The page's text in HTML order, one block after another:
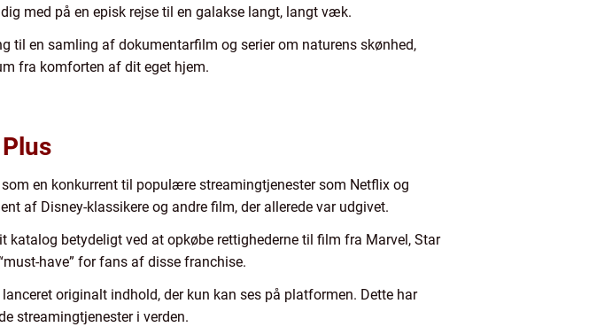
med på en episk rejse til en galakse langt, langt væk.
til en samling af dokumentarfilm og serier om naturens skønhed,
fra komforten af dit eget hjem.
en konkurrent til populære streamingtjenester som Netflix og
af Disney-klassikere og andre film, der allerede var udgivet.
betydeligt ved at opkøbe rettighederne til film fra Marvel, Star
have” for fans af disse franchise.
originalt indhold, der kun kan ses på platformen. Dette har
streamingtjenester i verden.